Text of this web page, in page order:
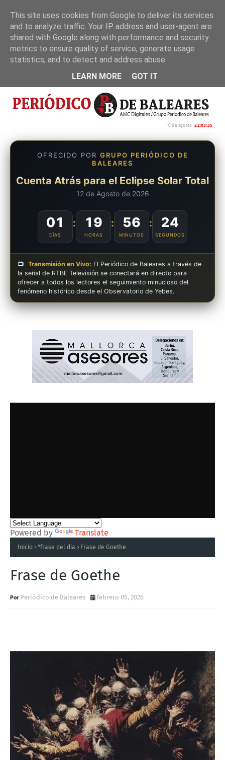
Inicio Nosotros Política de privacidad
10 de agosto 22:03:35
OFRECIDO POR GRUPO PERIÓDICO DE
BALEARES
Cuenta Atrás para el Eclipse Solar Total
12 de Agosto de 2026
01
DÍAS
: 19
HORAS
: 56
MINUTOS
: 24
SEGUNDOS
📺 Transmisión en Vivo: El Periódico de Baleares a través de
la señal de RTBE Televisión se conectará en directo para
ofrecer a todos los lectores el seguimiento minucioso del
fenómeno histórico desde el Observatorio de Yebes.
Powered by Translate
Inicio *frase del dia Frase de Goethe
Frase de Goethe
Periódico de Baleares febrero 05, 2026
This site uses cookies from Google to deliver its services
and to analyze traffic. Your IP address and user-agent are
shared with Google along with performance and security
metrics to ensure quality of service, generate usage
statistics, and to detect and address abuse.
LEARN MORE
GOT IT